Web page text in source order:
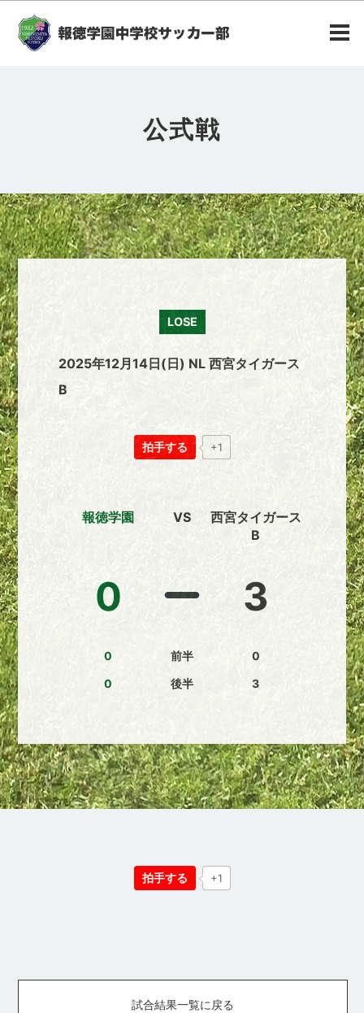
公式戦
LOSE
2025年12月14日(日) NL 西宮タイガース
B
拍手する +1
報徳学園
0
0
0
VS
前半
後半
西宮タイガース
B
3
0
3
拍手する +1
試合結果一覧に戻る